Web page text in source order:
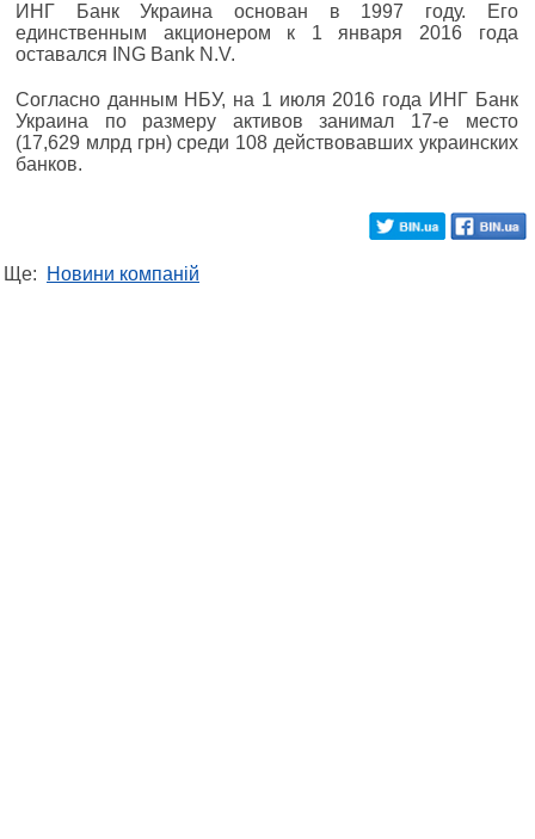
ИНГ Банк Украина основан в 1997 году. Его
единственным акционером к 1 января 2016 года
оставался ING Bank N.V.
Согласно данным НБУ, на 1 июля 2016 года ИНГ Банк
Украина по размеру активов занимал 17-е место
(17,629 млрд грн) среди 108 действовавших украинских
банков.
Ще: Новини компаній